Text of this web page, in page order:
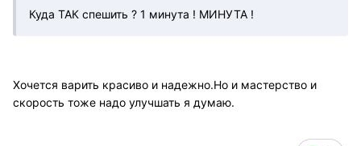
Куда ТАК спешить ? 1 минута ! МИНУТА !
Хочется варить красиво и надежно.Но и мастерство и
скорость тоже надо улучшать я думаю.